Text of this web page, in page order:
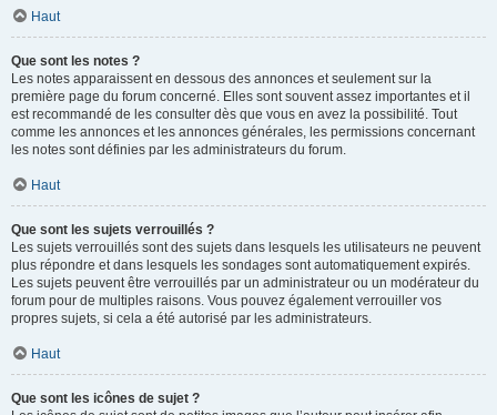
Haut
Que sont les notes ?
Les notes apparaissent en dessous des annonces et seulement sur la
première page du forum concerné. Elles sont souvent assez importantes et il
est recommandé de les consulter dès que vous en avez la possibilité. Tout
comme les annonces et les annonces générales, les permissions concernant
les notes sont définies par les administrateurs du forum.
Haut
Que sont les sujets verrouillés ?
Les sujets verrouillés sont des sujets dans lesquels les utilisateurs ne peuvent
plus répondre et dans lesquels les sondages sont automatiquement expirés.
Les sujets peuvent être verrouillés par un administrateur ou un modérateur du
forum pour de multiples raisons. Vous pouvez également verrouiller vos
propres sujets, si cela a été autorisé par les administrateurs.
Haut
Que sont les icônes de sujet ?